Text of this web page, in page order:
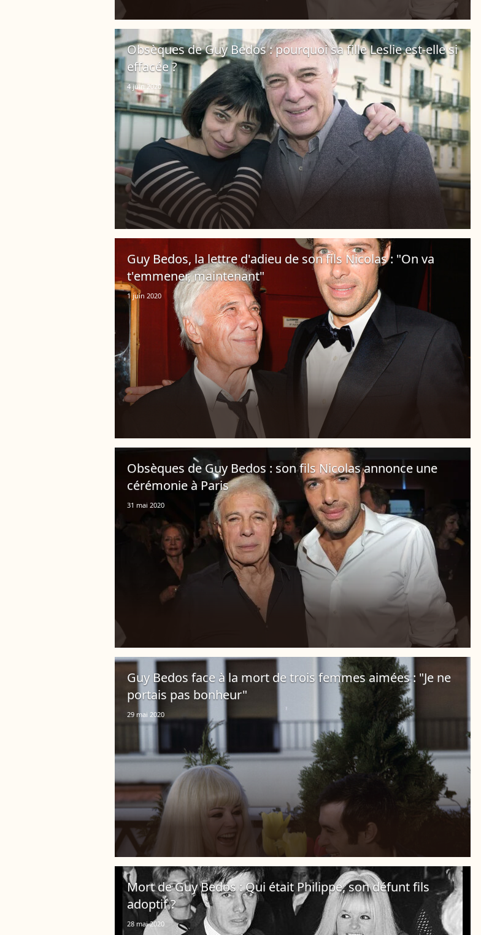
Obsèques de Guy Bedos : pourquoi sa fille Leslie est-elle si
effacée ?
4 juin 2020
Guy Bedos, la lettre d'adieu de son fils Nicolas : "On va
t'emmener, maintenant"
1 juin 2020
Obsèques de Guy Bedos : son fils Nicolas annonce une
cérémonie à Paris
31 mai 2020
Guy Bedos face à la mort de trois femmes aimées : "Je ne
portais pas bonheur"
29 mai 2020
Mort de Guy Bedos : Qui était Philippe, son défunt fils
adoptif ?
28 mai 2020